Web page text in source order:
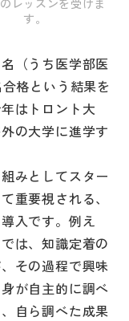
レッスンを受けま
す。
（うち医学部医
格という結果を
はトロント大
の大学に進学す
みとしてスター
重要視される、
入です。例え
は、知識定着の
その過程で興味
が自主的に調べ
自ら調べた成果